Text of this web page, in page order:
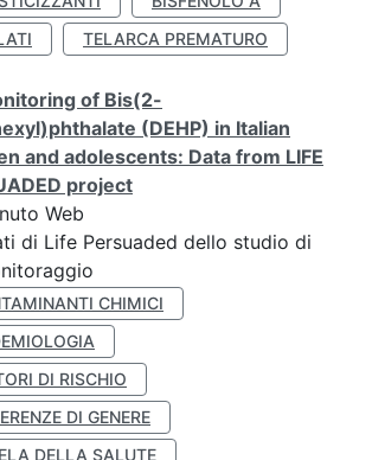
TELARCA PREMATURO
of Bis(2-
(DEHP) in Italian
and adolescents: Data from LIFE
project
Web
di Life Persuaded dello studio di
CHIMICI
DI RISCHIO
DI GENERE
DELLA SALUTE